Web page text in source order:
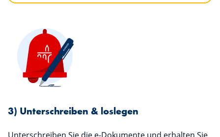
3) Unterschreiben & loslegen